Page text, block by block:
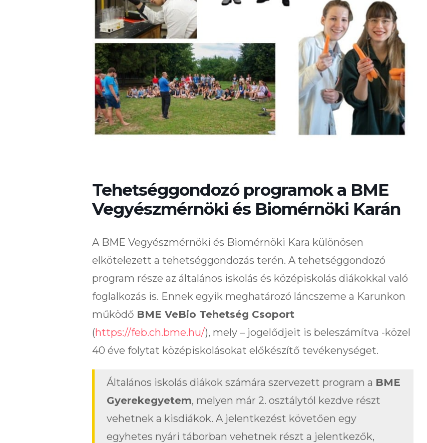
Tehetséggondozó programok a BME
Vegyészmérnöki és Biomérnöki Karán
A BME Vegyészmérnöki és Biomérnöki Kara különösen
elkötelezett a tehetséggondozás terén. A tehetséggondozó
program része az általános iskolás és középiskolás diákokkal való
foglalkozás is. Ennek egyik meghatározó láncszeme a Karunkon
működő BME VeBio Tehetség Csoport
(https://feb.ch.bme.hu/), mely – jogelődjeit is beleszámítva -közel
40 éve folytat középiskolásokat előkészítő tevékenységet.
Általános iskolás diákok számára szervezett program a BME
Gyerekegyetem, melyen már 2. osztálytól kezdve részt
vehetnek a kisdiákok. A jelentkezést követően egy
egyhetes nyári táborban vehetnek részt a jelentkezők,